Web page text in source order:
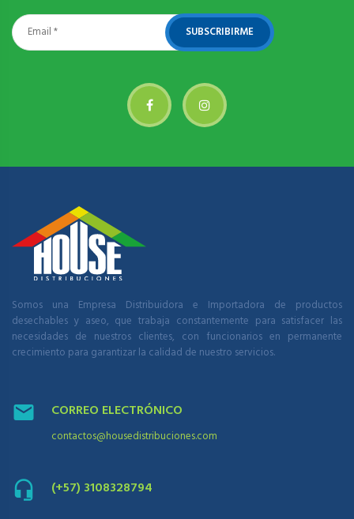
SUBSCRIBIRME
Somos una Empresa Distribuidora e Importadora de productos
desechables y aseo, que trabaja constantemente para satisfacer las
necesidades de nuestros clientes, con funcionarios en permanente
crecimiento para garantizar la calidad de nuestro servicios.
CORREO ELECTRÓNICO
contactos@housedistribuciones.com
(+57) 3108328794